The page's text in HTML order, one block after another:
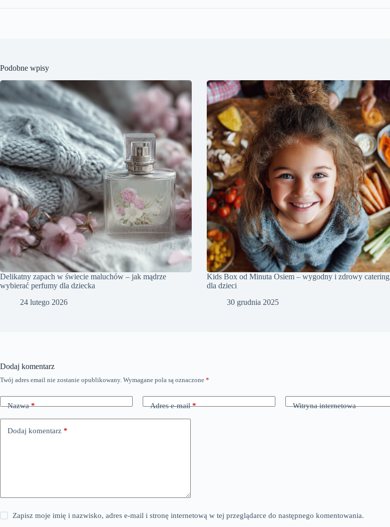
Podobne wpisy
Delikatny zapach w świecie maluchów – jak mądrze
wybierać perfumy dla dziecka
24 lutego 2026
Kids Box od Minuta Osiem – wygodny i zdrowy catering
dla dzieci
30 grudnia 2025
Dodaj komentarz
Twój adres email nie zostanie opublikowany. Wymagane pola są oznaczone *
Nazwa* Adres e-mail* Witryna internetowa
Dodaj komentarz *
Zapisz moje imię i nazwisko, adres e-mail i stronę internetową w tej przeglądarce do następnego komentowania.